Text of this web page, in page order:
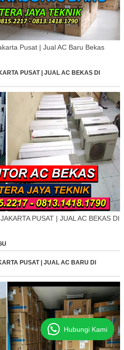
Pusat | Jual AC Baru Bekas
PUSAT | JUAL AC BEKAS DI
PUSAT | JUAL AC BEKAS DI
PUSAT | JUAL AC BARU DI
Hubungi Kami